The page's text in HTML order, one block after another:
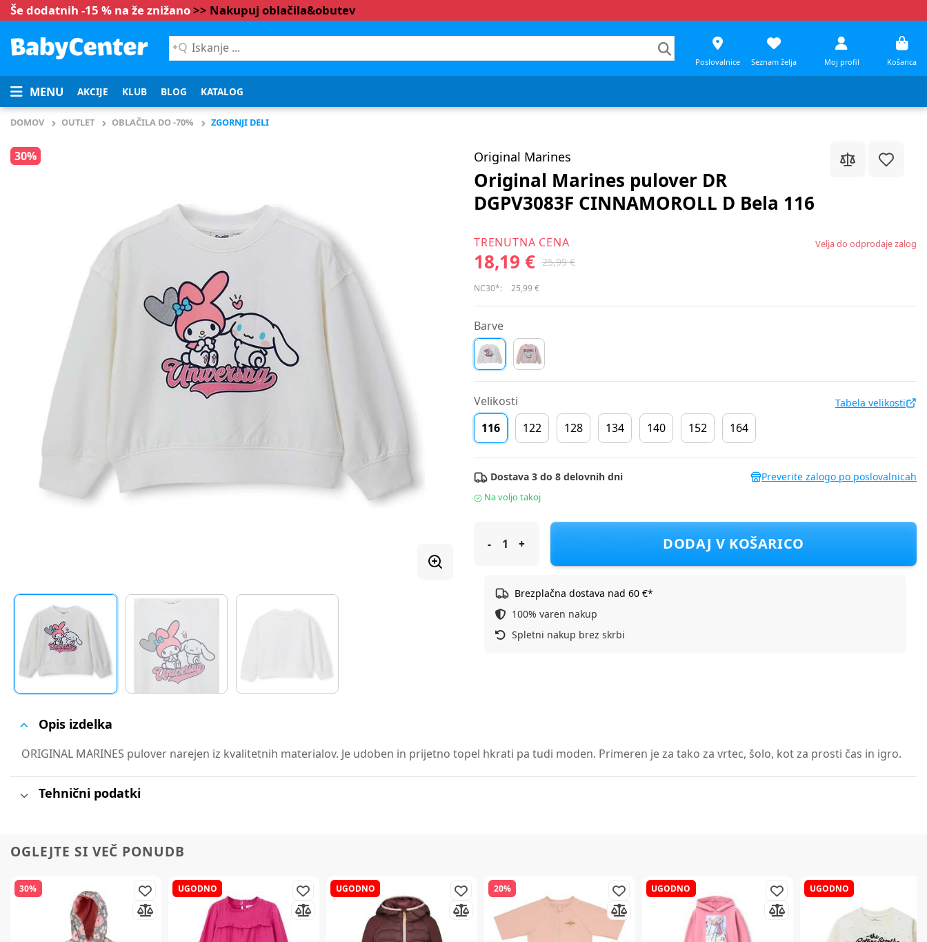
Še dodatnih -15 % na že znižano>> Nakupuj oblačila&obutev
Iskanje
...
Poslovalnice Seznam želja Moj profil Košarica
MENU AKCIJE KLUB BLOG KATALOG
DOMOV OUTLET OBLAČILA DO -70% ZGORNJI DELI
30% Original Marines
Original Marines pulover DR
DGPV3083F CINNAMOROLL D Bela 116
TRENUTNA CENA
18,19 € 25,99 €
Velja do odprodaje zalog
NC30*: 25,99 €
Barve
Velikosti Tabela velikosti
116 122 128 134 140 152 164
Dostava 3 do 8 delovnih dni Preverite zalogo po poslovalnicah
Na voljo takoj
Original Marines pulover DR DGPV3083F CINNAMOROLL D Bela 116
DODAJ V KOŠARICO
Brezplačna dostava nad 60 €*
100% varen nakup
Spletni nakup brez skrbi
Opis izdelka
ORIGINAL MARINES pulover narejen iz kvalitetnih materialov. Je udoben in prijetno topel hkrati pa tudi moden. Primeren je za tako za vrtec, šolo, kot za prosti čas in igro.
Tehnični podatki
OGLEJTE SI VEČ PONUDB
30% UGODNO UGODNO 20% UGODNO UGODNO